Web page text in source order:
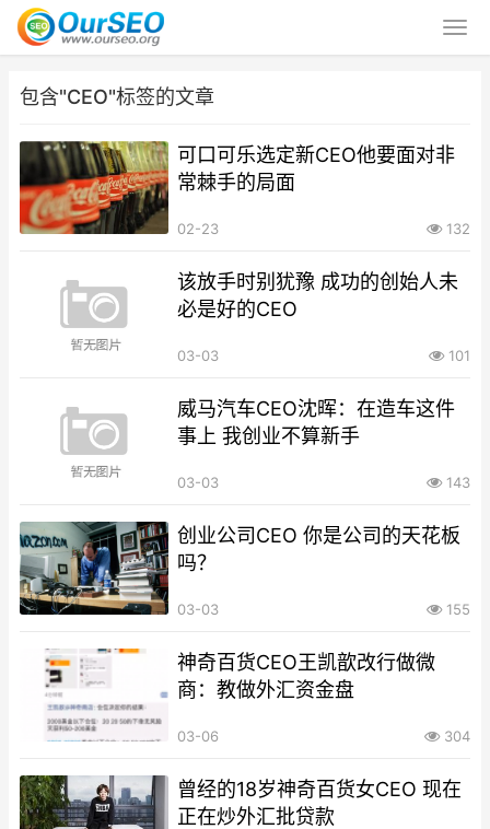
包含"CEO"标签的文章
可口可乐选定新CEO他要面对非
常棘手的局面
02-23 132
该放手时别犹豫 成功的创始人未
必是好的CEO
03-03 101
威马汽车CEO沈晖：在造车这件
事上 我创业不算新手
03-03 143
创业公司CEO 你是公司的天花板
吗？
03-03 155
神奇百货CEO王凯歆改行做微
商：教做外汇资金盘
03-06 304
曾经的18岁神奇百货女CEO 现在
正在炒外汇批贷款